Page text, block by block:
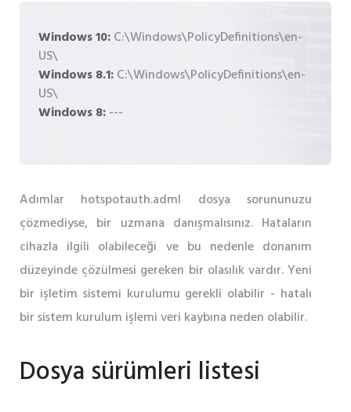
Windows 10:C:\Windows\PolicyDefinitions\en-
US\
Windows 8.1:C:\Windows\PolicyDefinitions\en-
US\
Windows 8:---
Adımlar hotspotauth.adml dosya sorununuzu
çözmediyse, bir uzmana danışmalısınız. Hataların
cihazla ilgili olabileceği ve bu nedenle donanım
düzeyinde çözülmesi gereken bir olasılık vardır. Yeni
bir işletim sistemi kurulumu gerekli olabilir - hatalı
bir sistem kurulum işlemi veri kaybına neden olabilir.
Dosya sürümleri listesi